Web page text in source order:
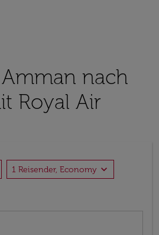
nach
Royal Air
1 Reisender, Economy expand_more